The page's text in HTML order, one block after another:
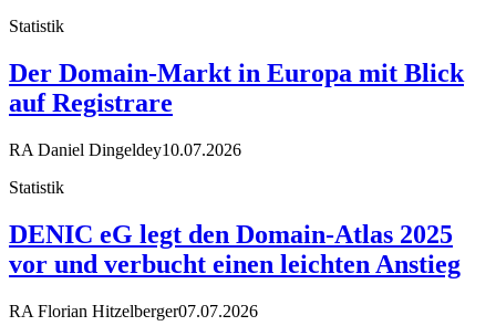
Statistik
Der Domain-Markt in Europa mit Blick
auf Registrare
RA Daniel Dingeldey10.07.2026
Statistik
DENIC eG legt den Domain-Atlas 2025
vor und verbucht einen leichten Anstieg
RA Florian Hitzelberger07.07.2026